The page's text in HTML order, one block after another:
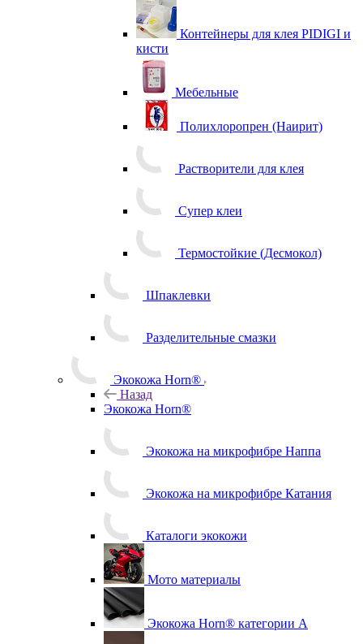
Контейнеры для клея PIDIGI и
кисти
Мебельные
Полихлоропрен (Наирит)
Растворители для клея
Супер клеи
Термостойкие (Десмокол)
Шпаклевки
Разделительные смазки
Экокожа Horn®
Назад
Экокожа Horn®
Экокожа на микрофибре Наппа
Экокожа на микрофибре Катания
Каталоги экокожи
Мото материалы
Экокожа Horn® категории A